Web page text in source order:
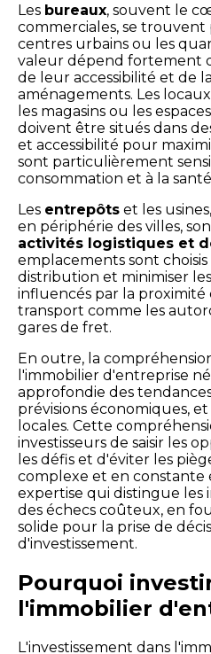
Les bureaux, souvent le
commerciales, se
centres urbains ou les
valeur dépend fortement
de leur accessibilité et de
aménagements. Les
les magasins ou les
doivent être situés dans
et accessibilité pour
sont particulièrement
consommation et à la
Les entrepôts et les
en périphérie des villes,
activités logistiques et
emplacements sont
distribution et minimiser
influencés par la
transport comme les
gares de fret.
En outre, la
l'immobilier d'entreprise
approfondie des
prévisions économiques,
locales. Cette
investisseurs de saisir les
les défis et d'éviter les
complexe et en constante
expertise qui distingue les
des échecs coûteux, en
solide pour la prise de
d'investissement.
Pourquoi
l'immobilier
L'investissement dans